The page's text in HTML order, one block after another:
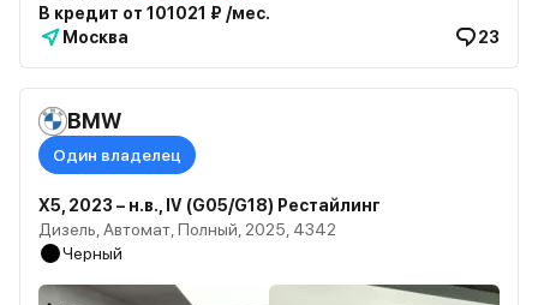
В кредит от 101021 ₽ /мес.
Москва
23
BMW
Один владелец
X5, 2023 – н.в., IV (G05/G18) Рестайлинг
Дизель, Автомат, Полный, 2025, 4342
Черный